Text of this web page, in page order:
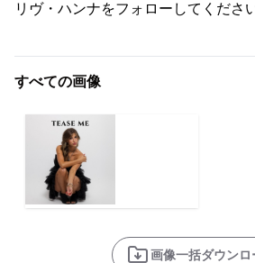
リヴ・ハンナをフォローしてください
すべての画像
画像一括ダウンロ